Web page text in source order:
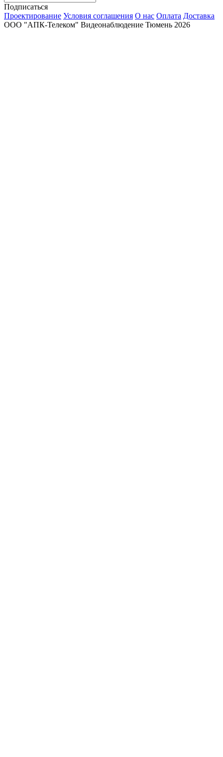
Подписаться
Проектирование Условия соглашения О нас Оплата Доставка
ООО "АПК-Телеком" Видеонаблюдение Тюмень 2026